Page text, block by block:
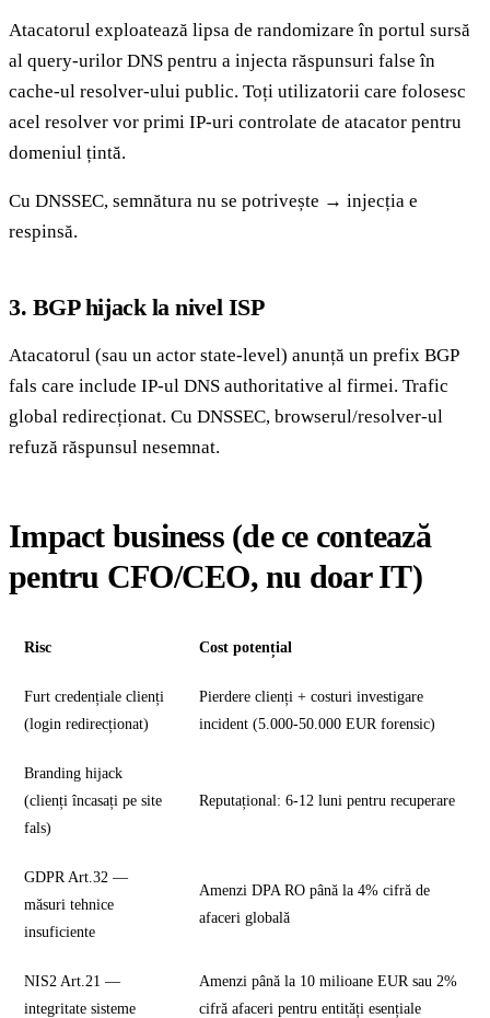
Atacatorul exploatează lipsa de randomizare în portul sursă
al query-urilor DNS pentru a injecta răspunsuri false în
cache-ul resolver-ului public. Toți utilizatorii care folosesc
acel resolver vor primi IP-uri controlate de atacator pentru
domeniul țintă.
Cu DNSSEC, semnătura nu se potrivește → injecția e
respinsă.
3. BGP hijack la nivel ISP
Atacatorul (sau un actor state-level) anunță un prefix BGP
fals care include IP-ul DNS authoritative al firmei. Trafic
global redirecționat. Cu DNSSEC, browserul/resolver-ul
refuză răspunsul nesemnat.
Impact business (de ce contează
pentru CFO/CEO, nu doar IT)
Risc Cost potențial
Furt credențiale clienți
(login redirecționat)
Pierdere clienți + costuri investigare
incident (5.000-50.000 EUR forensic)
Branding hijack
(clienți încasați pe site
fals)
Reputațional: 6-12 luni pentru recuperare
GDPR Art.32 —
măsuri tehnice
insuficiente
Amenzi DPA RO până la 4% cifră de
afaceri globală
NIS2 Art.21 —
integritate sisteme
Amenzi până la 10 milioane EUR sau 2%
cifră afaceri pentru entități esențiale